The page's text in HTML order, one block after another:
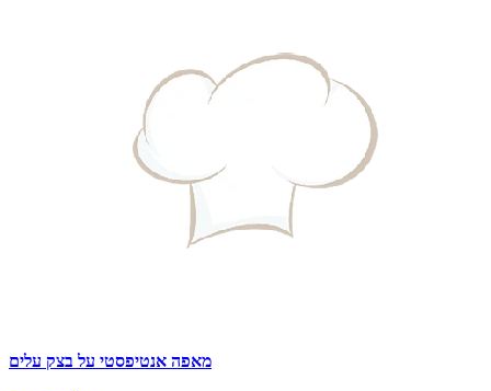
מאפה אנטיפסטי על בצק עלים